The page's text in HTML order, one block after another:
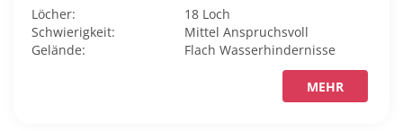
Löcher:
18 Loch
Schwierigkeit:
MittelAnspruchsvoll
Gelände:
FlachWasserhindernisse
MEHR